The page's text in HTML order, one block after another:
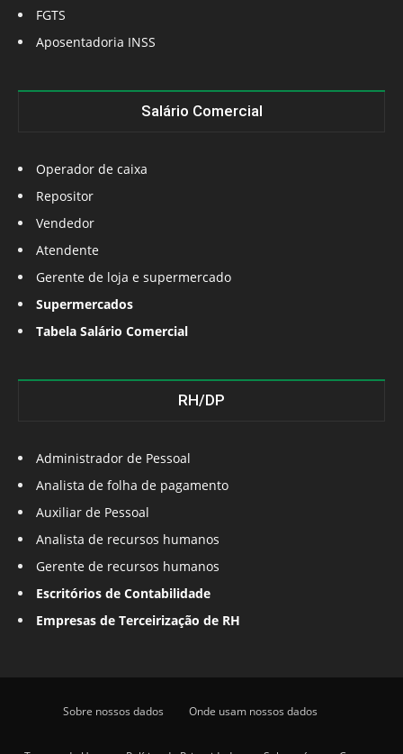
FGTS
Aposentadoria INSS
Salário Comercial
Operador de caixa
Repositor
Vendedor
Atendente
Gerente de loja e supermercado
Supermercados
Tabela Salário Comercial
RH/DP
Administrador de Pessoal
Analista de folha de pagamento
Auxiliar de Pessoal
Analista de recursos humanos
Gerente de recursos humanos
Escritórios de Contabilidade
Empresas de Terceirização de RH
Sobre nossos dados Onde usam nossos dados